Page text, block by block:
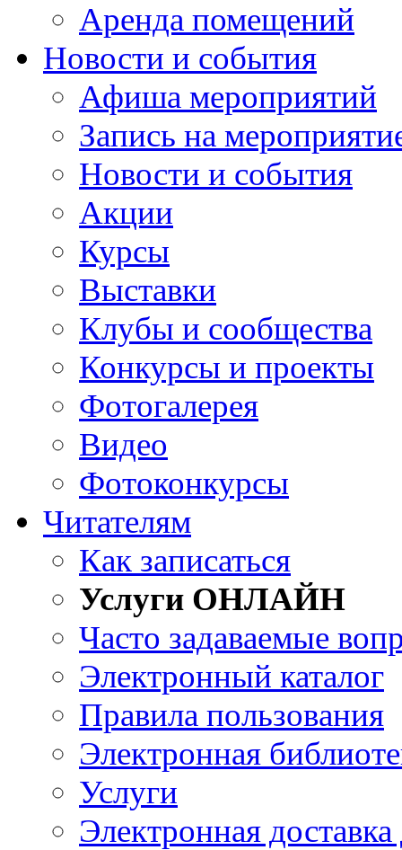
Аренда помещений
Новости и события
Афиша мероприятий
Запись на
Новости и события
Акции
Курсы
Выставки
Клубы и сообщества
Конкурсы и проекты
Фотогалерея
Видео
Фотоконкурсы
Читателям
Как записаться
Услуги ОНЛАЙН
Часто задаваемые
Электронный каталог
Правила пользования
Электронная
Услуги
Электронная